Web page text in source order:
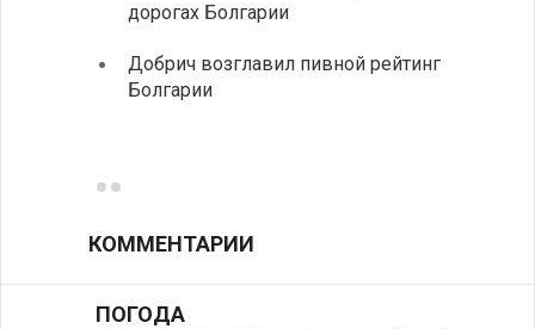
дорогах Болгарии
Добрич возглавил пивной рейтинг
Болгарии
КОММЕНТАРИИ
ПОГОДА